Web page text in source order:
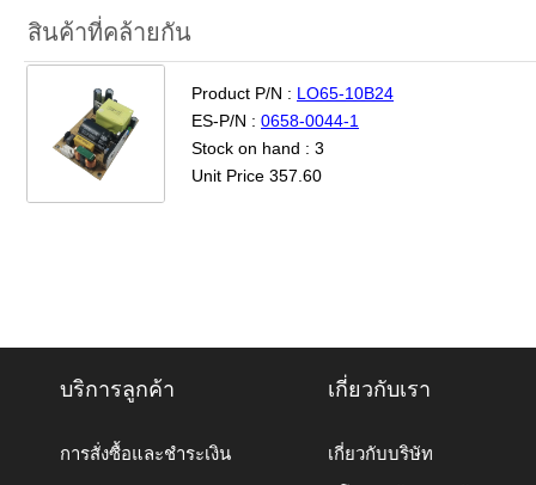
สินค้าที่คล้ายกัน
Product P/N : LO65-10B24
ES-P/N : 0658-0044-1
Stock on hand : 3
Unit Price 357.60
บริการลูกค้า
การสั่งซื้อและชำระเงิน
เกี่ยวกับเรา
เกี่ยวกับบริษัท